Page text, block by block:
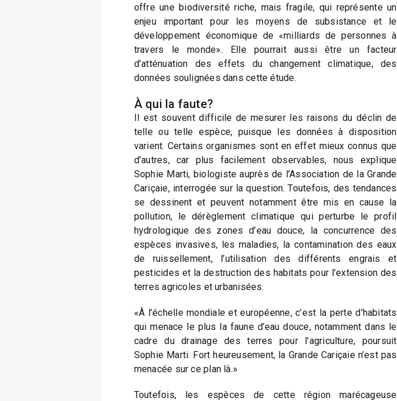
offre une biodiversité riche, mais fragile, qui représente un
enjeu important pour les moyens de subsistance et le
développement économique de «milliards de personnes à
travers le monde». Elle pourrait aussi être un facteur
d’atténuation des effets du changement climatique, des
données soulignées dans cette étude.
À qui la faute?
Il est souvent difficile de mesurer les raisons du déclin de
telle ou telle espèce, puisque les données à disposition
varient. Certains organismes sont en effet mieux connus que
d’autres, car plus facilement observables, nous explique
Sophie Marti, biologiste auprès de l’Association de la Grande
Cariçaie, interrogée sur la question. Toutefois, des tendances
se dessinent et peuvent notamment être mis en cause la
pollution, le dérèglement climatique qui perturbe le profil
hydrologique des zones d’eau douce, la concurrence des
espèces invasives, les maladies, la contamination des eaux
de ruissellement, l’utilisation des différents engrais et
pesticides et la destruction des habitats pour l’extension des
terres agricoles et urbanisées.
«À l’échelle mondiale et européenne, c’est la perte d’habitats
qui menace le plus la faune d’eau douce, notamment dans le
cadre du drainage des terres pour l’agriculture, poursuit
Sophie Marti. Fort heureusement, la Grande Cariçaie n’est pas
menacée sur ce plan là.»
Toutefois, les espèces de cette région marécageuse